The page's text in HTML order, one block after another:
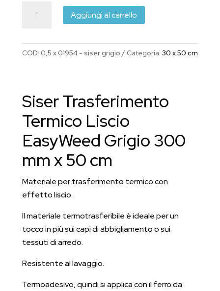
Trasferimento
mm
x
50
cm
quantità
Aggiungi al carrello
COD: 0,5 x 01954 - siser grigio Categoria: 30 x 50 cm
Siser Trasferimento
Termico Liscio
EasyWeed Grigio 300
mm x 50 cm
Materiale per trasferimento termico con
effetto liscio.
Il materiale termotrasferibile è ideale per un
tocco in più sui capi di abbigliamento o sui
tessuti di arredo.
Resistente al lavaggio.
Termoadesivo, quindi si applica con il ferro da